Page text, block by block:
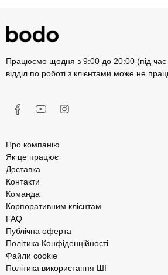
Працюємо щодня з 9:00 до 20:00 (під час
відділ по роботі з клієнтами може не
Про компанію
Як це працює
Доставка
Контакти
Команда
Корпоративним клієнтам
FAQ
Публічна оферта
Політика Конфіденційності
Файли cookie
Політика використання ШІ